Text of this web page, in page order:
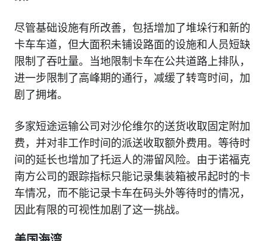
尽管基础设施有所改善，包括增加了堆垛行和新的
卡车车道，但大面积未铺设路面的设施和人员短缺
限制了吞吐量。当地限制卡车在公共道路上排队，
进一步限制了高峰期的通行，减缓了转弯时间，加
剧了拥堵。
多家短途运输公司对沙伦维尔的送货收取固定附加
费，并对非工作时间的派送收取额外费用。等待时
间的延长也增加了托运人的滞留风险。由于诺福克
南方公司的跟踪指标只能记录集装箱被吊起时的卡
车情况，而不能记录卡车在码头外等待时的情况，
因此有限的可视性加剧了这一挑战。